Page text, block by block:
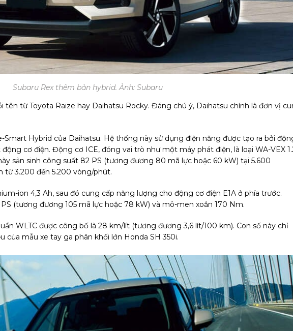
Subaru Rex thêm bản hybrid. Ảnh: Subaru
tên từ Toyota Raize hay Daihatsu Rocky. Đáng chú ý, Daihatsu chính là đơn vị
Smart Hybrid của Daihatsu. Hệ thống này sử dụng điện năng được tạo ra bởi
cơ điện. Động cơ ICE, đóng vai trò như một máy phát điện, là loại WA-VEX
sản sinh công suất 82 PS (tương đương 80 mã lực hoặc 60 kW) tại 5.600
từ 3.200 đến 5.200 vòng/phút.
ion 4,3 Ah, sau đó cung cấp năng lượng cho động cơ điện E1A ở phía trước.
(tương đương 105 mã lực hoặc 78 kW) và mô-men xoắn 170 Nm.
WLTC được công bố là 28 km/lít (tương đương 3,6 lít/100 km). Con số này chỉ
mẫu xe tay ga phân khối lớn Honda SH 350i.